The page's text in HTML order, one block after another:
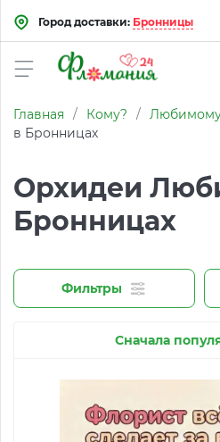
Город доставки: Бронницы
Главная / Кому? /
в Бронницах
Орхидеи
Бронницах
Фильтры
Сначала